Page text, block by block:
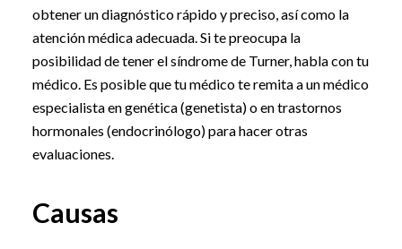
obtener un diagnóstico rápido y preciso, así como la
atención médica adecuada. Si te preocupa la
posibilidad de tener el síndrome de Turner, habla con tu
médico. Es posible que tu médico te remita a un médico
especialista en genética (genetista) o en trastornos
hormonales (endocrinólogo) para hacer otras
evaluaciones.
Causas